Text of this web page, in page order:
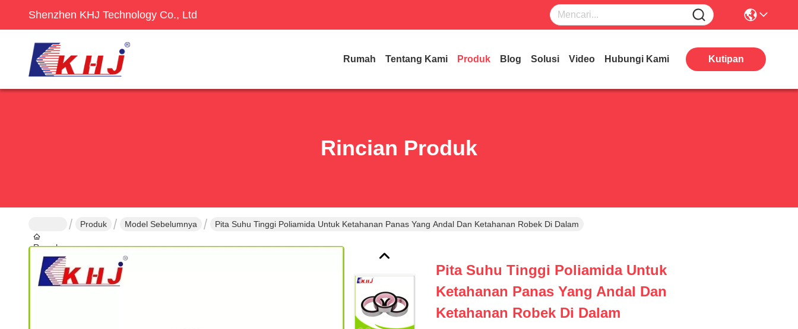
Shenzhen KHJ Technology Co., Ltd
Rumah Tentang Kami Produk Blog Solusi Video Hubungi Kami Kutipan
Rincian Produk
Rumah
Produk Model Sebelumnya Pita Suhu Tinggi Poliamida Untuk Ketahanan Panas Yang Andal Dan Ketahanan Robek Di Dalam
Pita Suhu Tinggi Poliamida Untuk
Ketahanan Panas Yang Andal Dan
Ketahanan Robek Di Dalam